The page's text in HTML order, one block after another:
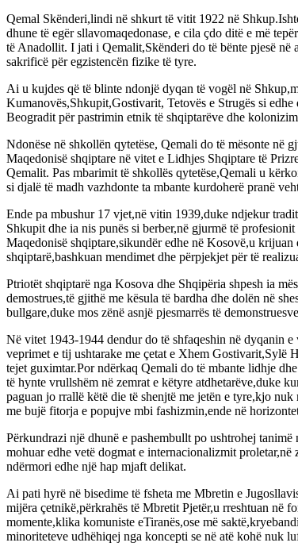
Qemal Skënderi,lindi në shkurt të vitit 1922 në
dhune të egër sllavomaqedonase, e cila çdo ditë e më
të Anadollit. I jati i Qemalit,Skënderi do të bënte pjesë në
sakrificë për egzistencën fizike të tyre.
Ai u kujdes që të blinte ndonjë dyqan të vogël në
Kumanovës,Shkupit,Gostivarit, Tetovës e Strugës si
Beogradit për pastrimin etnik të shqiptarëve dhe
Ndonëse në shkollën qytetëse, Qemali do të mësonte në
Maqedonisë shqiptare në vitet e Lidhjes Shqiptare të
Qemalit. Pas mbarimit të shkollës qytetëse,Qemali u
si djalë të madh vazhdonte ta mbante kurdoherë pranë
Ende pa mbushur 17 vjet,në vitin 1939,duke ndjekur
Shkupit dhe ia nis punës si berber,në gjurmë të
Maqedonisë shqiptare,sikundër edhe në Kosovë,u
shqiptarë,bashkuan mendimet dhe përpjekjet për të
Ptriotët shqiptarë nga Kosova dhe Shqipëria shpesh ia
demostrues,të gjithë me kësula të bardha dhe dolën në
bullgare,duke mos zënë asnjë pjesmarrës të
Në vitet 1943-1944 dendur do të shfaqeshin në dyqanin
veprimet e tij ushtarake me çetat e Xhem Gostivarit,Sylë
tejet guximtar.Por ndërkaq Qemali do të mbante lidhje
të hynte vrullshëm në zemrat e këtyre atdhetarëve,duke
paguan jo rrallë këtë die të shenjtë me jetën e tyre,kjo
me bujë fitorja e popujve mbi fashizmin,ende në
Përkundrazi një dhunë e pashembullt po ushtrohej
mohuar edhe vetë dogmat e internacionalizmit
ndërmori edhe një hap mjaft delikat.
Ai pati hyrë në bisedime të fsheta me Mbretin e
mijëra çetnikë,përkrahës të Mbretit Pjetër,u rreshtuan në
momente,klika komuniste eTiranës,ose më
minoriteteve udhëhiqej nga koncepti se në atë kohë nuk